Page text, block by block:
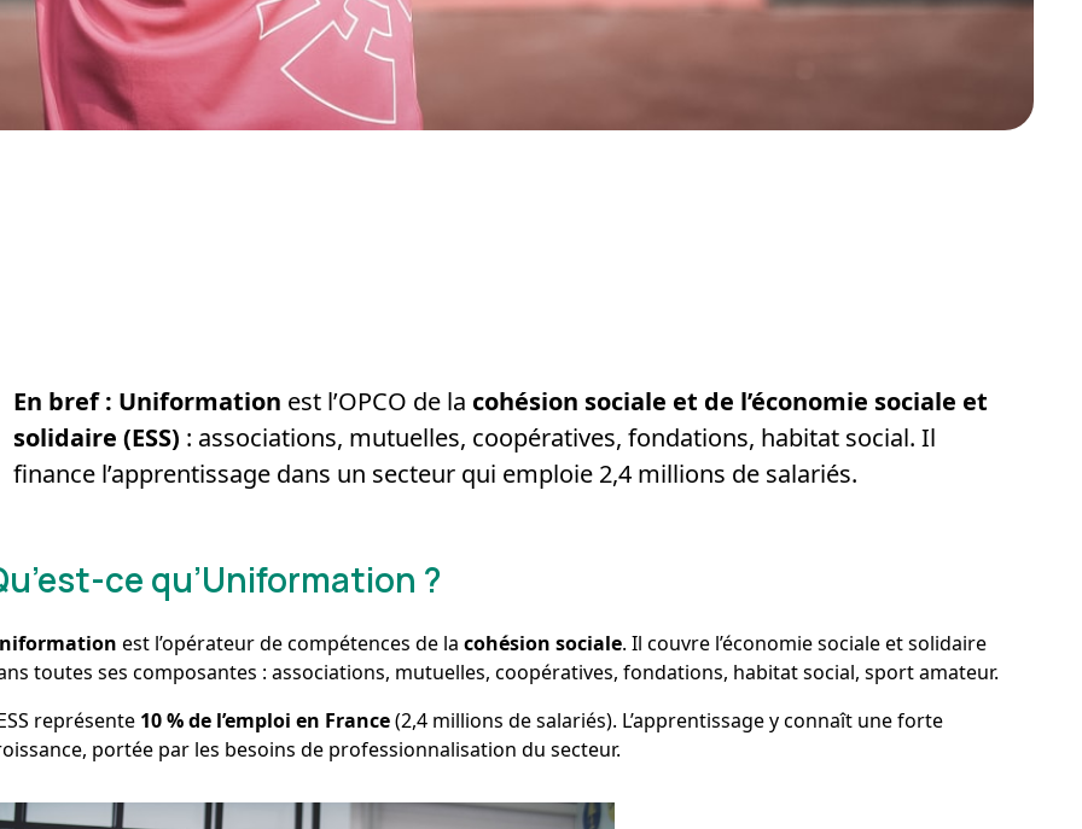
En bref : Uniformation est l’OPCO de la cohésion sociale et de l’économie sociale et
solidaire (ESS) : associations, mutuelles, coopératives, fondations, habitat social. Il
finance l’apprentissage dans un secteur qui emploie 2,4 millions de salariés.
ce qu’Uniformation ?
est l’opérateur de compétences de lacohésion sociale. Il couvre l’économie sociale et solidaire
toutes ses composantes : associations, mutuelles, coopératives, fondations, habitat social, sport amateur.
représente 10 % de l’emploi en France(2,4 millions de salariés). L’apprentissage y connaît une forte
portée par les besoins de professionnalisation du secteur.